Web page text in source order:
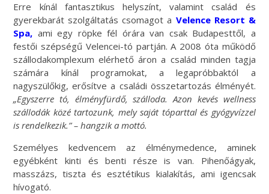
Erre kínál fantasztikus helyszínt, valamint család és
gyerekbarát szolgáltatás csomagot a Velence Resort &
Spa, ami egy röpke fél órára van csak Budapesttől, a
festői szépségű Velencei-tó partján. A 2008 óta működő
szállodakomplexum elérhető áron a család minden tagja
számára kínál programokat, a legapróbbaktól a
nagyszülőkig, erősítve a családi összetartozás élményét.
„Egyszerre tó, élményfürdő, szálloda. Azon kevés wellness
szállodák közé tartozunk, mely saját tóparttal és gyógyvízzel
is rendelkezik.” – hangzik a mottó.
Személyes kedvencem az élménymedence, aminek
egyébként kinti és benti része is van. Pihenőágyak,
masszázs, tiszta és esztétikus kialakítás, ami igencsak
hívogató.